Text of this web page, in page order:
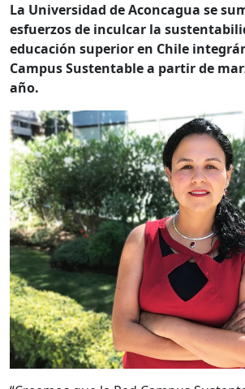
La Universidad de Aconcagua se
esfuerzos de inculcar la
educación superior en Chile
Campus Sustentable a partir de
año.